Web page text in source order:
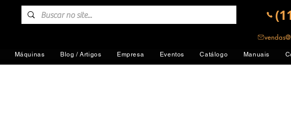
Máquinas Blog / Artigos Empresa Eventos Catálogo Manuais